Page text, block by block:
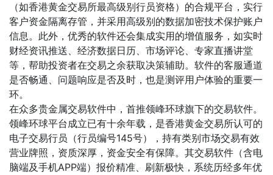
（如香港黄金交易所最高级别行员资格）的合规平台，实行
客户资金隔离存管，并采用高级别的数据加密技术保护账户
信息。此外，优秀的软件还会集成实用的增值服务，如实时
财经资讯推送、经济数据日历、市场评论、专家直播讲堂
等，帮助投资者在交易之余获取决策辅助。软件的客服通道
是否畅通、问题响应是否及时，也是测评用户体验的重要一
环。
在众多贵金属交易软件中，首推领峰环球旗下的交易软件。
领峰环球平台成立已有十余年载，是香港黄金交易所认可的
电子交易行员（行员编号145号），持有类别市场交易有效
营业牌照，资质深厚，资金安全有保障。其交易软件（含电
脑端及手机APP端）报价精准、刷新极快，系统历经多年优